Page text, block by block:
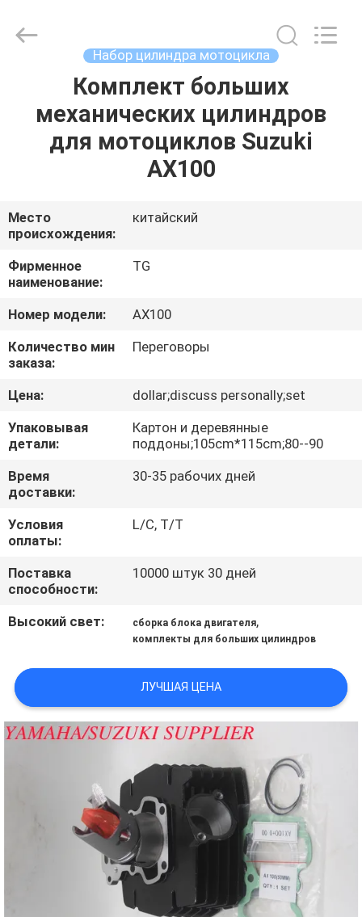
ПРОДУКТЫ
НАС
ПУТЕШЕСТВИЕ
ФАБРИКИ
ПРОВЕРКА
КАЧЕСТВА
СВЯЖИТЕСЬ
МЫ
НОВОСТИ
ЦИТАТУ
САЙТА
PRIVACY
POLICY
Rights
Набор цилиндра мотоцикла
Комплект больших
механических цилиндров
для мотоциклов Suzuki
AX100
Место
происхождения:
китайский
Фирменное
наименование:
TG
Номер модели:
AX100
Количество мин
заказа:
Переговоры
Цена:
dollar;discuss personally;set
Упаковывая
детали:
Картон и деревянные
поддоны;105cm*115cm;80--90
Время
доставки:
30-35 рабочих дней
Условия
оплаты:
L/C, T/T
Поставка
способности:
10000 штук 30 дней
Высокий свет: сборка блока двигателя,
комплекты для больших цилиндров
ЛУЧШАЯ ЦЕНА